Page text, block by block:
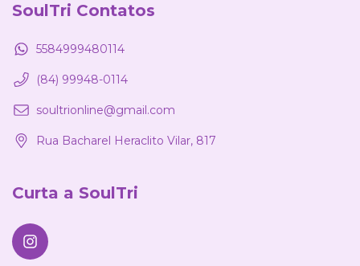
SoulTri Contatos
5584999480114
(84) 99948-0114
soultrionline@gmail.com
Rua Bacharel Heraclito Vilar, 817
Curta a SoulTri